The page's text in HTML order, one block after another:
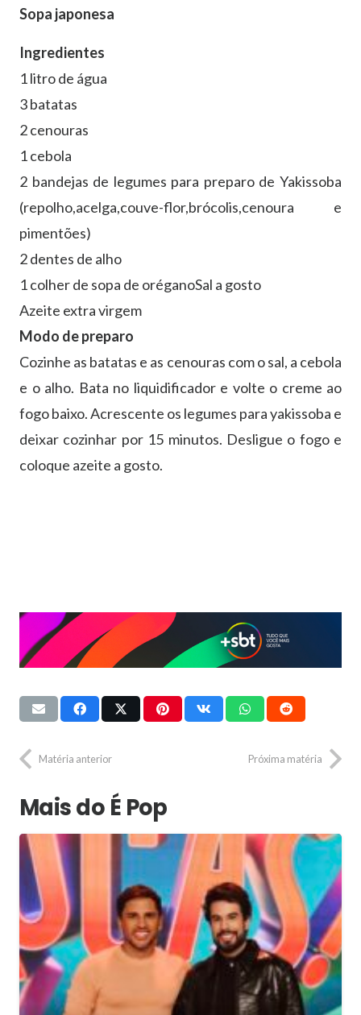
Sopa japonesa
Ingredientes
1 litro de água
3 batatas
2 cenouras
1 cebola
2 bandejas de legumes para preparo de Yakissoba
(repolho,acelga,couve-flor,brócolis,cenoura e
pimentões)
2 dentes de alho
1 colher de sopa de oréganoSal a gosto
Azeite extra virgem
Modo de preparo
Cozinhe as batatas e as cenouras com o sal, a cebola
e o alho. Bata no liquidificador e volte o creme ao
fogo baixo. Acrescente os legumes para yakissoba e
deixar cozinhar por 15 minutos. Desligue o fogo e
coloque azeite a gosto.
Matéria anterior Próxima matéria
Mais do É Pop